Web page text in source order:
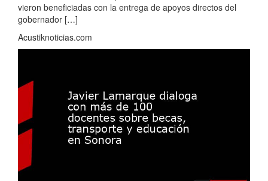
vieron beneficiadas con la entrega de apoyos directos del
gobernador […]
Acustiknoticias.com